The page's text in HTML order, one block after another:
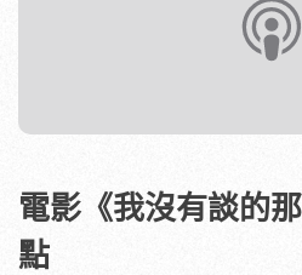
電影《我沒有談的
點